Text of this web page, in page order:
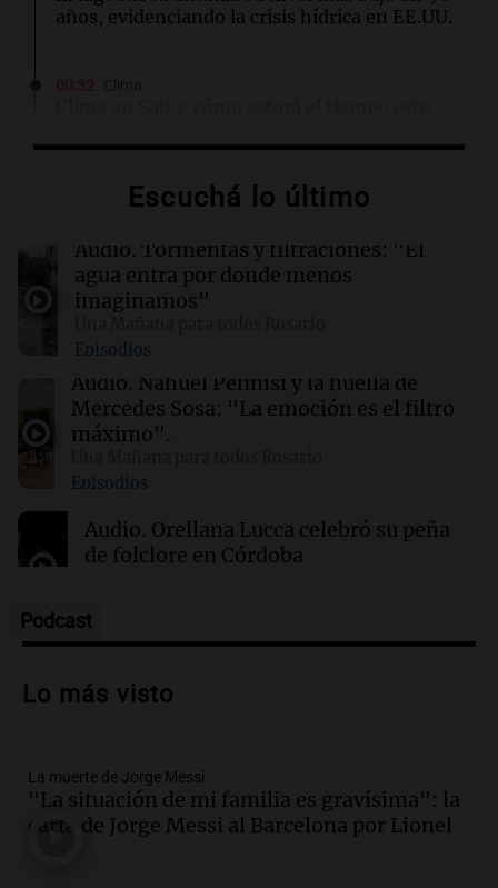
años, evidenciando la crisis hídrica en EE.UU.
Clima
este domingo 9 de agosto
00:21 Clima
este domingo 9 de agosto
Clima
Clima en Santa Fe: cómo estará el tiempo este
Escuchá lo último
Audio. Tormentas y filtraciones: "El
agua entra por donde menos
imaginamos"
Episodios
Audio. Nahuel Pennisi y la huella de
Mercedes Sosa: "La emoción es el filtro
máximo".
Episodios
Audio. Orellana Lucca celebró su peña
de folclore en Córdoba
Audio.Trágico accidente en Mendoza:
vehículos desde un puente
Audio.Tragedia en Mendoza: un muerto
y cinco heridos tras caer dos autos desde
un puente
Podcast
Lo más visto
La muerte de Jorge Messi
"La situación de mi familia es gravísima": la
carta de Jorge Messi al Barcelona por Lionel